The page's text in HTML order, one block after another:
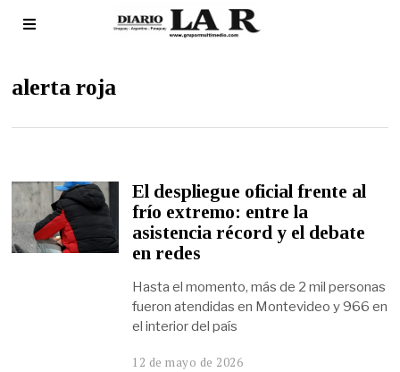
alerta roja
El despliegue oficial frente al
frío extremo: entre la
asistencia récord y el debate
en redes
Hasta el momento, más de 2 mil personas
fueron atendidas en Montevideo y 966 en
el interior del país
12 de mayo de 2026